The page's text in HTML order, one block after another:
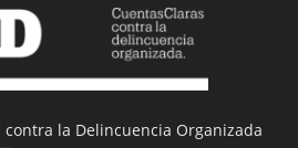
contra la Delincuencia Organizada